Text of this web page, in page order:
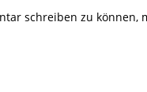
schreiben zu können,